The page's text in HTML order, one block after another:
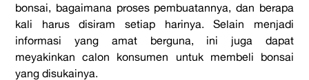
bonsai, bagaimana proses pembuatannya, dan berapa
kali harus disiram setiap harinya. Selain menjadi
informasi yang amat berguna, ini juga dapat
meyakinkan calon konsumen untuk membeli bonsai
yang disukainya.